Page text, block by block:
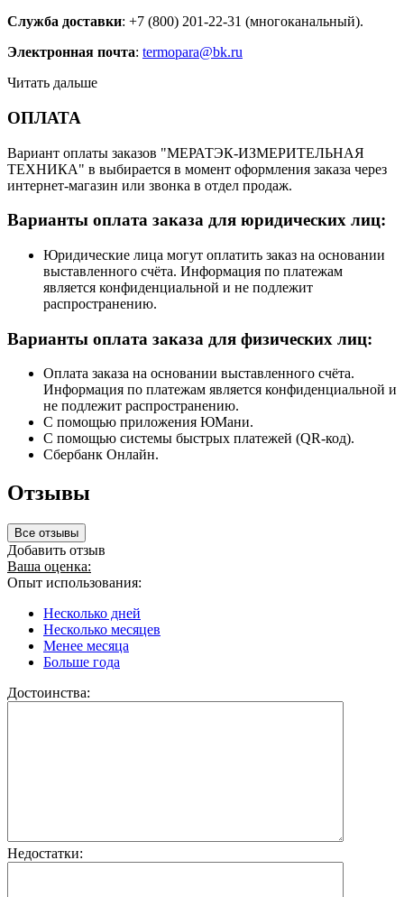
Служба доставки: +7 (800) 201-22-31 (многоканальный).
Электронная почта: termopara@bk.ru
Читать дальше
ОПЛАТА
Вариант оплаты заказов "МЕРАТЭК-ИЗМЕРИТЕЛЬНАЯ
ТЕХНИКА" в выбирается в момент оформления заказа через
интернет-магазин или звонка в отдел продаж.
Варианты оплата заказа для юридических лиц:
Юридические лица могут оплатить заказ на основании
выставленного счёта. Информация по платежам
является конфиденциальной и не подлежит
распространению.
Варианты оплата заказа для физических лиц:
Оплата заказа на основании выставленного счёта.
Информация по платежам является конфиденциальной и
не подлежит распространению.
С помощью приложения ЮМани.
С помощью системы быстрых платежей (QR-код).
Сбербанк Онлайн.
Отзывы
Все отзывы
Добавить отзыв
Ваша оценка:
Опыт использования:
Несколько дней
Несколько месяцев
Менее месяца
Больше года
Достоинства:
Недостатки: